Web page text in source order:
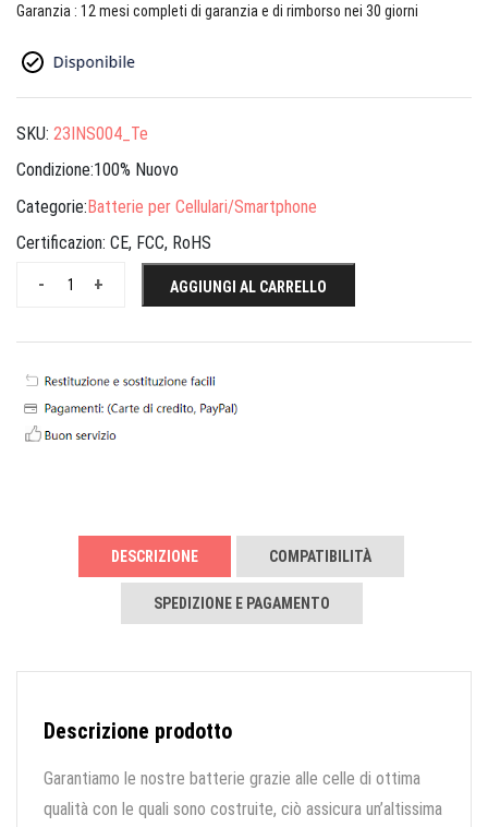
Garanzia : 12 mesi completi di garanzia e di rimborso nei 30 giorni
SKU: 23INS004_Te
Condizione:100% Nuovo
Categorie:Batterie per Cellulari/Smartphone
Certificazion: CE, FCC, RoHS
+
- AGGIUNGI AL CARRELLO
DESCRIZIONE COMPATIBILITÀ
SPEDIZIONE E PAGAMENTO
Descrizione prodotto
Garantiamo le nostre batterie grazie alle celle di ottima
qualità con le quali sono costruite, ciò assicura un’altissima